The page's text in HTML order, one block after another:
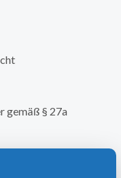
gemäß § 27a